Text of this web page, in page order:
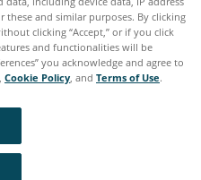
and similar purposes. By clicking
clicking “Accept,” or if you click
and functionalities will be
you acknowledge and agree to
Cookie Policy, and Terms of Use.